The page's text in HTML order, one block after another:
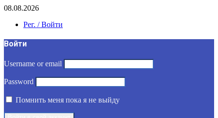
08.08.2026
Рег. / Войти
Войти
Username or email
Password
Помнить меня пока я не выйду